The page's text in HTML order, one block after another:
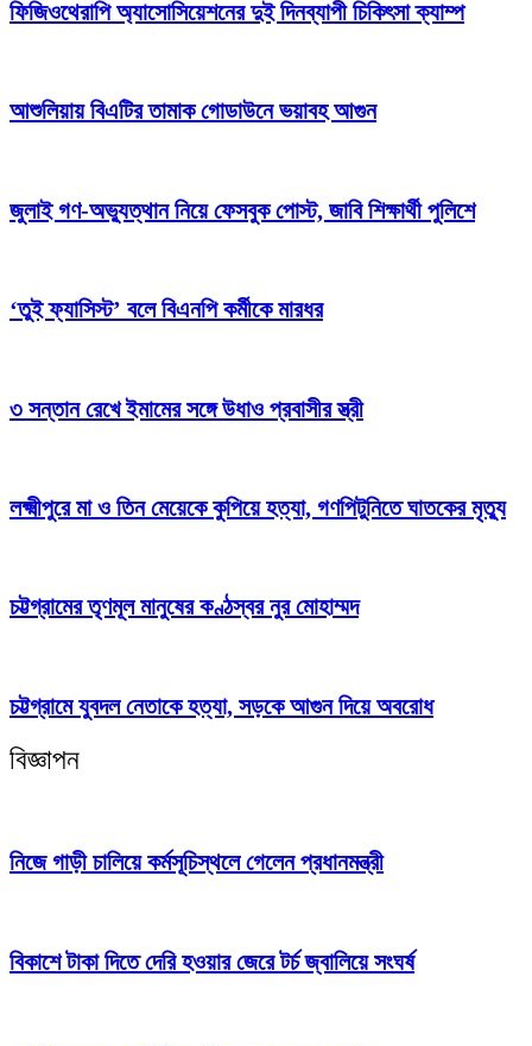
ফিজিওথেরাপি অ্যাসোসিয়েশনের দুই দিনব্যাপী চিকিৎসা ক্যাম্প
আশুলিয়ায় বিএটির তামাক গোডাউনে ভয়াবহ আগুন
জুলাই গণ-অভ্যুত্থান নিয়ে ফেসবুক পোস্ট, জাবি শিক্ষার্থী পুলিশে
‘তুই ফ্যাসিস্ট’ বলে বিএনপি কর্মীকে মারধর
৩ সন্তান রেখে ইমামের সঙ্গে উধাও প্রবাসীর স্ত্রী
লক্ষ্মীপুরে মা ও তিন মেয়েকে কুপিয়ে হত্যা, গণপিটুনিতে ঘাতকের মৃত্যু
চট্টগ্রামের তৃণমূল মানুষের কণ্ঠস্বর নুর মোহাম্মদ
চট্টগ্রামে যুবদল নেতাকে হত্যা, সড়কে আগুন দিয়ে অবরোধ
বিজ্ঞাপন
নিজে গাড়ী চালিয়ে কর্মসূচিস্থলে গেলেন প্রধানমন্ত্রী
বিকাশে টাকা দিতে দেরি হওয়ার জেরে টর্চ জ্বালিয়ে সংঘর্ষ